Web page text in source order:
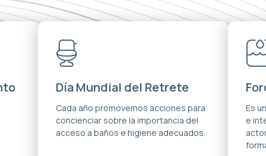
Día Mundial del Retrete
Cada año promovemos acciones para
concienciar sobre la importancia del
acceso a baños e higiene adecuados.
Es
e